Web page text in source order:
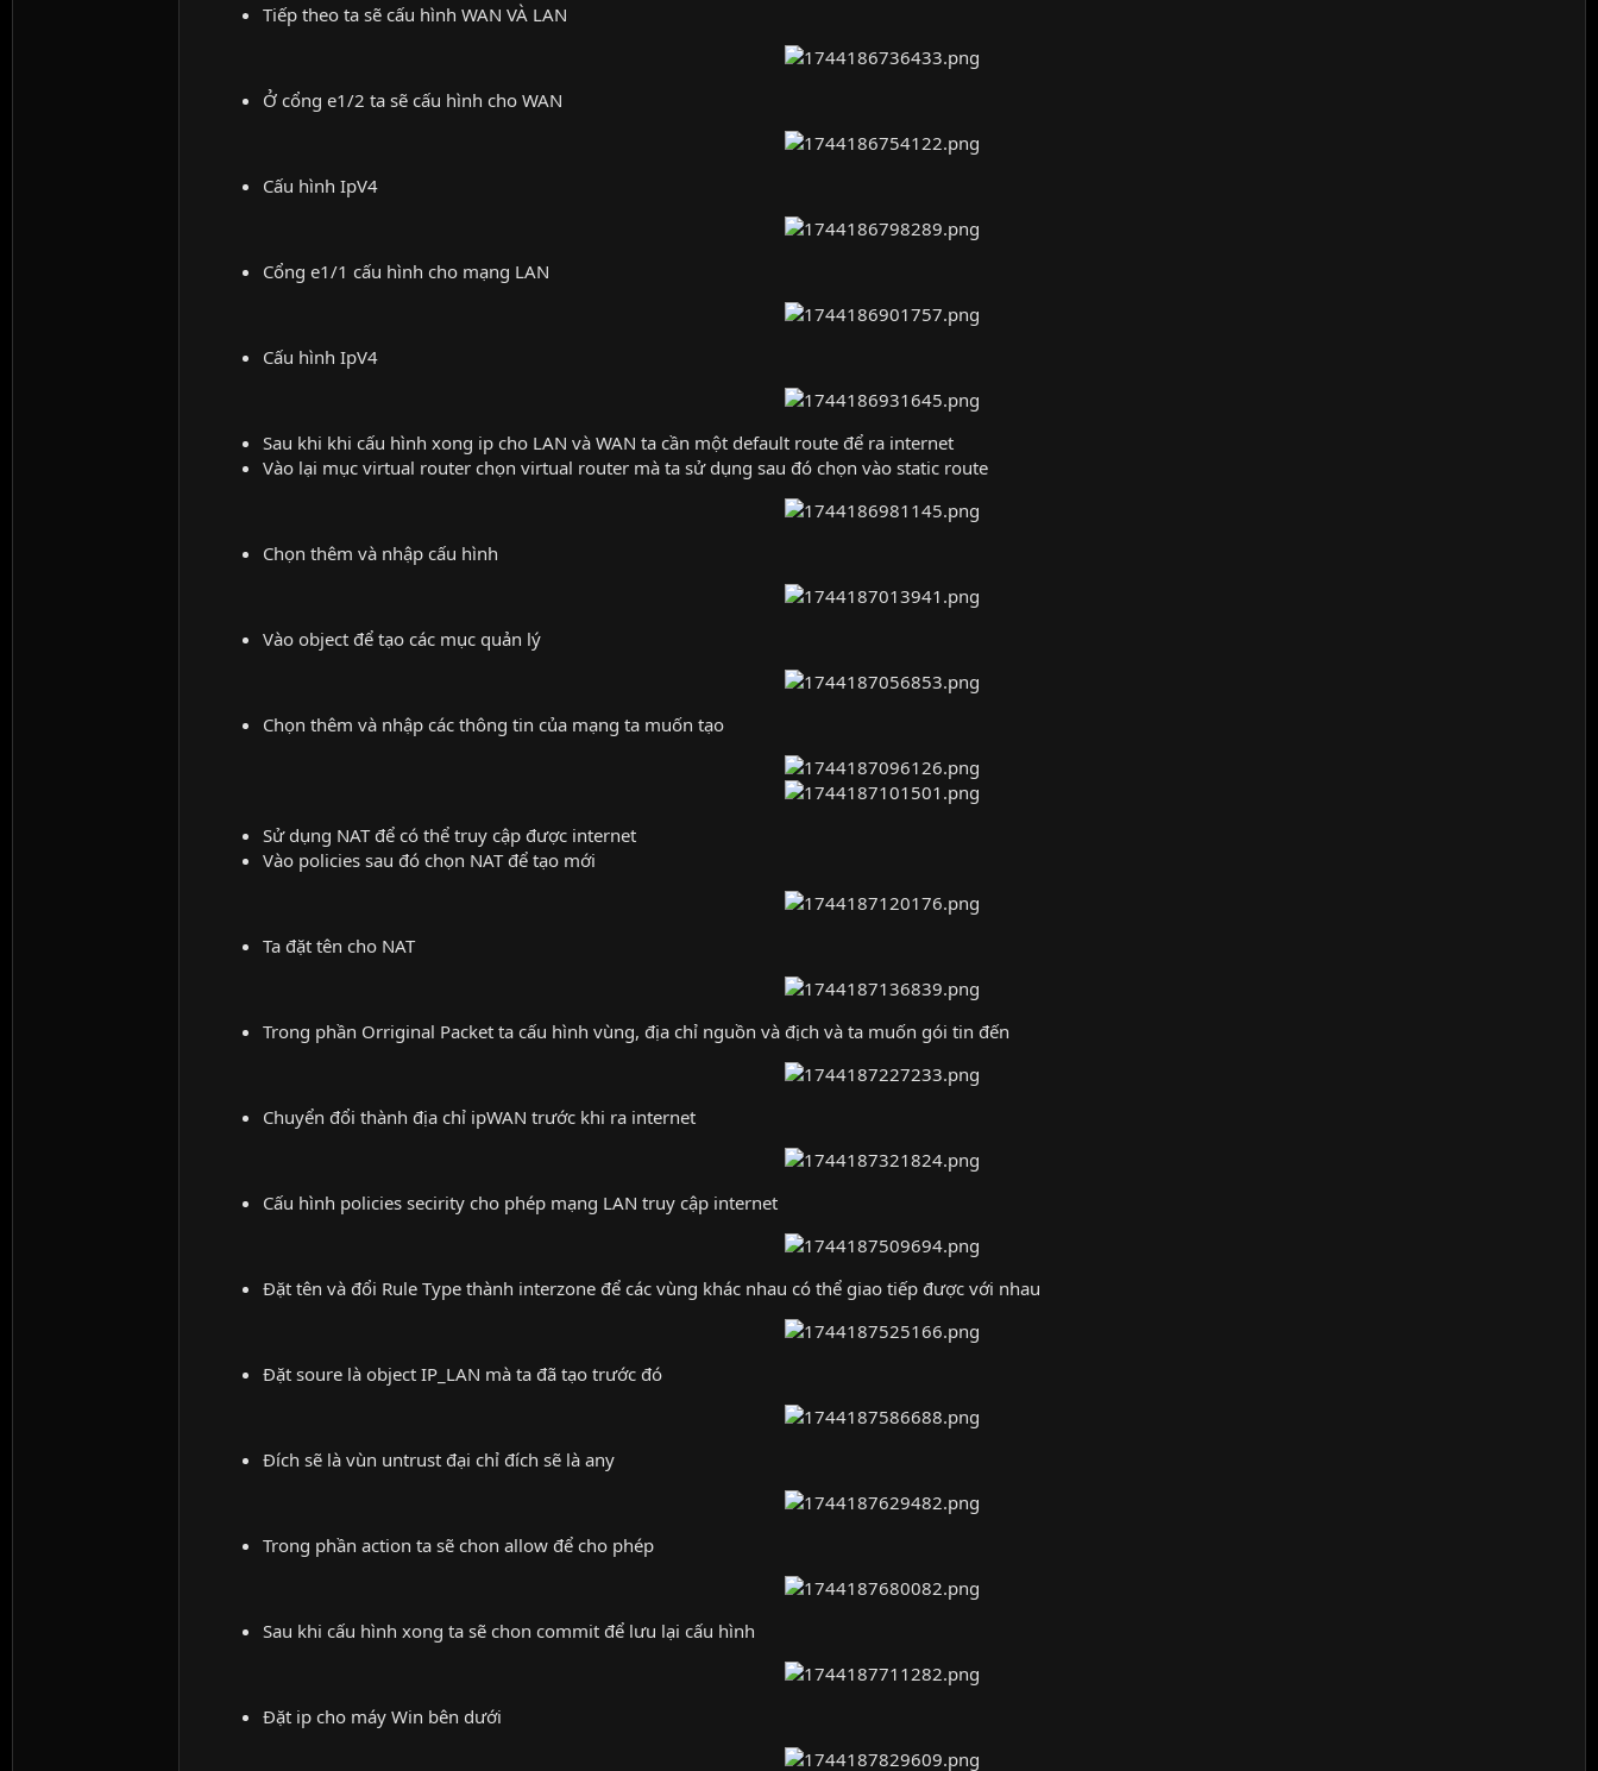
Tiếp theo ta sẽ cấu hình WAN VÀ LAN
Ở cổng e1/2 ta sẽ cấu hình cho WAN
Cấu hình IpV4
Cổng e1/1 cấu hình cho mạng LAN
Cấu hình IpV4
Sau khi khi cấu hình xong ip cho LAN và WAN ta cần một default route để ra internet
Vào lại mục virtual router chọn virtual router mà ta sử dụng sau đó chọn vào static route
Chọn thêm và nhập cấu hình
Vào object để tạo các mục quản lý
Chọn thêm và nhập các thông tin của mạng ta muốn tạo
Sử dụng NAT để có thể truy cập được internet
Vào policies sau đó chọn NAT để tạo mới
Ta đặt tên cho NAT
Trong phần Orriginal Packet ta cấu hình vùng, địa chỉ nguồn và địch và ta muốn gói tin đến
Chuyển đổi thành địa chỉ ipWAN trước khi ra internet
Cấu hình policies secirity cho phép mạng LAN truy cập internet
Đặt tên và đổi Rule Type thành interzone để các vùng khác nhau có thể giao tiếp được với nhau
Đặt soure là object IP_LAN mà ta đã tạo trước đó
Đích sẽ là vùn untrust đại chỉ đích sẽ là any
Trong phần action ta sẽ chon allow để cho phép
Sau khi cấu hình xong ta sẽ chon commit để lưu lại cấu hình
Đặt ip cho máy Win bên dưới